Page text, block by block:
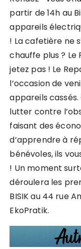
partir de 14h au
appareils
! La cafetière ne
chauffe plus ? Le
jetez pas ! Le
l’occasion de
appareils
lutter contre
faisant des
d’apprendre à
bénévoles, ils
! Un moment
déroulera les
BISIK au 44 rue
EkoPratik.